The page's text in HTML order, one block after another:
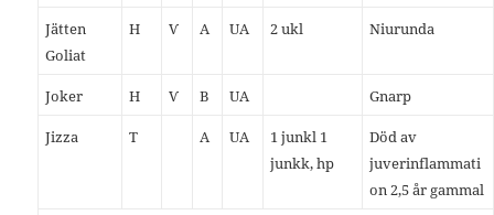
Jätten
Goliat
H Ѵ A UA 2 ukl Niurunda
Joker H Ѵ B UA Gnarp
Jizza T A UA
1 junkl 1
junkk, hp
Död av
juverinflammati
on 2,5 år gammal